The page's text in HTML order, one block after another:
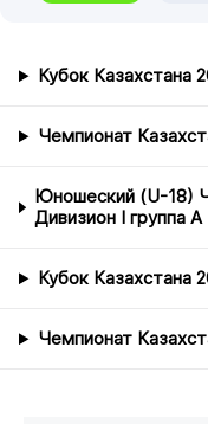
Кубок Казахстана
Чемпионат
Юношеский (U-18)
Дивизион I группа А
Кубок Казахстана
Чемпионат